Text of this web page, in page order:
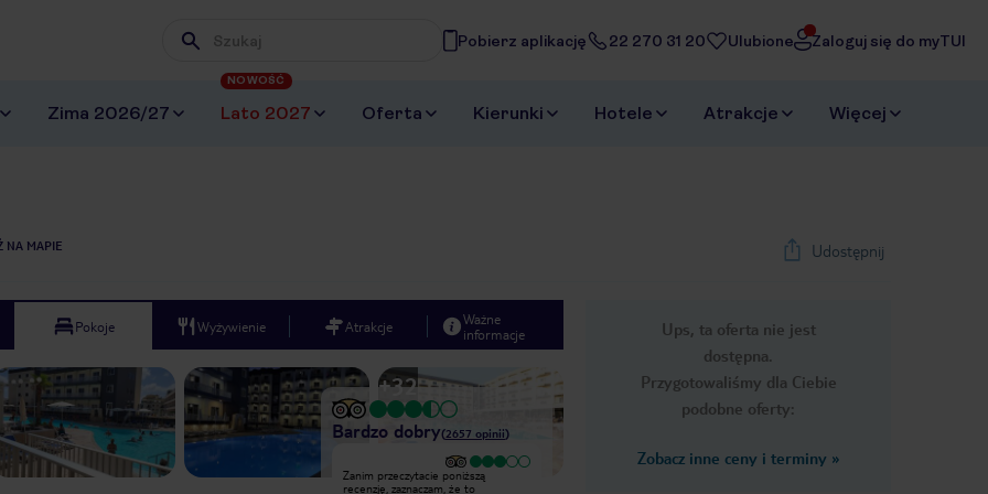
Wpisz frazę, której szukasz
Pobierz aplikację 22 270 31 20 Ulubione Zaloguj się do myTUI
Zima 2026/27 Lato 2027
NOWOŚĆ
Oferta Kierunki Hotele Atrakcje Więcej
NA MAPIE Udostępnij
Ups, ta oferta nie jest
dostępna.
Przygotowaliśmy dla Ciebie
podobne oferty:
Zobacz inne ceny i terminy »
Pokoje Wyżywienie Atrakcje
Ważne
informacje
Next slide
1/38
+32
Bardzo dobry(2657 opinii)
Wyjątkowy
Hotel jak najbardziej zasługuje na 3*,
Zanim przeczytacie poniższą
recenzję, zaznaczam, że to
Wyjątkowy